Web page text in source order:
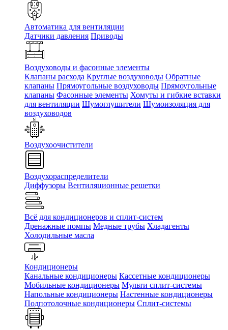
Автоматика для вентиляции
Датчики давления Приводы
Воздуховоды и фасонные элементы
Клапаны расхода Круглые воздуховоды Обратные
клапаны Прямоугольные воздуховоды Прямоугольные
клапаны Фасонные элементы Хомуты и гибкие вставки
для вентиляции Шумоглушители Шумоизоляция для
воздуховодов
Воздухоочистители
Воздухораспределители
Диффузоры Вентиляционные решетки
Всё для кондиционеров и сплит-систем
Дренажные помпы Медные трубы Хладагенты
Холодильные масла
Кондиционеры
Канальные кондиционеры Кассетные кондиционеры
Мобильные кондиционеры Мульти сплит-системы
Напольные кондиционеры Настенные кондиционеры
Подпотолочные кондиционеры Сплит-системы